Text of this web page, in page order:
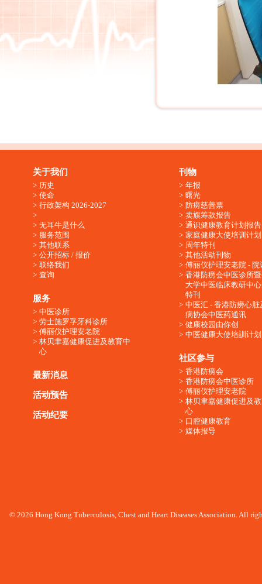
关于我们
历史
使命
行政架构 2026-2027
无耳牛是什么
服务范围
其他联系
公开招标 / 报价
联络我们
查询
服务
中医诊所
劳士施罗孚牙科诊所
傅丽仪护理安老院
林贝聿嘉健康促进及教育中
心
最新消息
活动预告
活动纪要
刊物
年报
曙光
防痨慈善票
卖旗筹款报告
通识健康教育计划报告
家庭健康大使培训计划
周年特刊
其他活动刊物
傅丽仪护理安老院 - 院
香港防痨会中医诊所
大学中医临床教研中
特刊
中医汇 - 香港防痨心脏
病协会中医药通讯
健康校园由你创
中医健康大使培訓计划
社区参与
香港防痨会
香港防痨会中医诊所
傅丽仪护理安老院
林贝聿嘉健康促进及
心
口腔健康教育
媒体报导
© 2026 Hong Kong Tuberculosis, Chest and Heart Diseases Association. All